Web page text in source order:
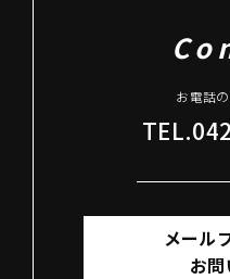
お電話
メール
お